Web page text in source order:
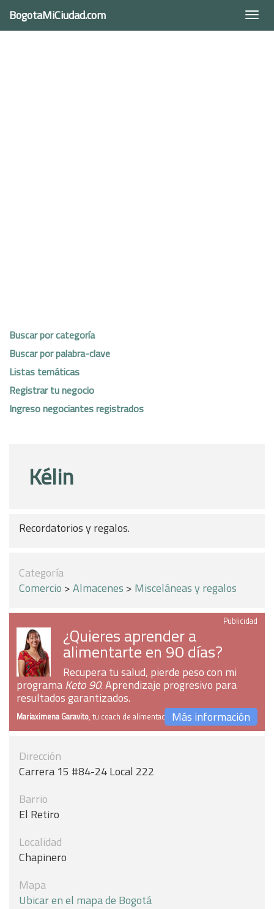
BogotaMiCiudad.com
Buscar por categoría
Buscar por palabra-clave
Listas temáticas
Registrar tu negocio
Ingreso negociantes registrados
Kélin
Recordatorios y regalos.
Categoría
Comercio >Almacenes > Misceláneas y regalos
Publicidad
¿Quieres aprender a
alimentarte en 90 días?
Recupera tu salud, pierde peso con mi
programaKeto 90. Aprendizaje progresivo para
resultados garantizados.
Mariaximena Garavito, tu coach de alimentaciónMás información
Dirección
Carrera 15 #84-24 Local 222
Barrio
El Retiro
Localidad
Chapinero
Mapa
Ubicar en el mapa de Bogotá